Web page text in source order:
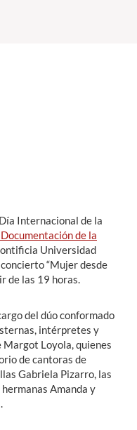
Internacional de la
de la
Universidad
“Mujer desde
de las 19 horas.
del dúo conformado
intérpretes y
Margot Loyola, quienes
de cantoras de
Gabriela Pizarro, las
Amanda y